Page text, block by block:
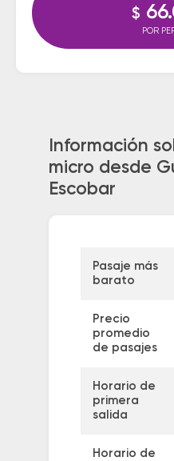
$
POR
Información
micro desde
Escobar
Pasaje más
barato
Precio
promedio
de pasajes
Horario de
primera
salida
Horario de